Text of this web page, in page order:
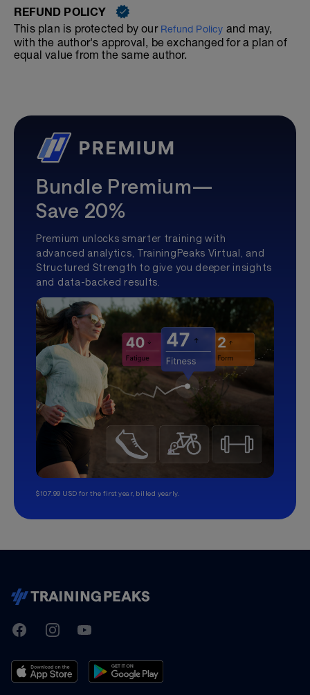
REFUND POLICY
This plan is protected by our Refund Policy and may,
with the author's approval, be exchanged for a plan of
equal value from the same author.
Bundle Premium—
Save 20%
Premium unlocks smarter training with
advanced analytics, TrainingPeaks Virtual, and
Structured Strength to give you deeper insights
and data-backed results.
$107.99 USD for the first year, billed yearly.
TrainingPeaks
FacebookInstagramYoutube